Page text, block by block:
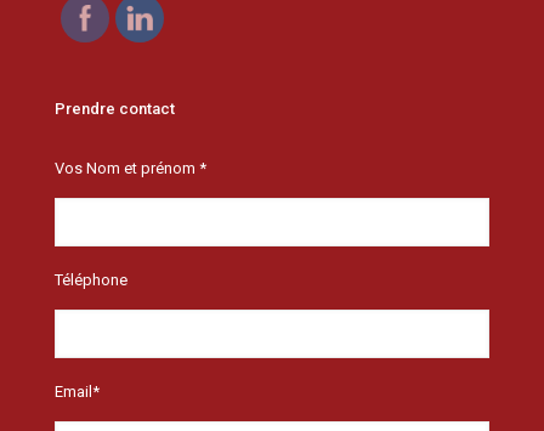
Prendre contact
Vos Nom et prénom *
Téléphone
Email*